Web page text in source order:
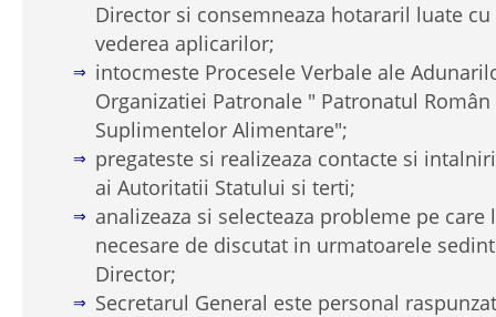
Director si consemneaza hotararil luate
vederea aplicarilor;
intocmeste Procesele Verbale ale
Organizatiei Patronale " Patronatul
Suplimentelor Alimentare";
pregateste si realizeaza contacte si
ai Autoritatii Statului si terti;
analizeaza si selecteaza probleme pe
necesare de discutat in urmatoarele
Director;
Secretarul General este personal